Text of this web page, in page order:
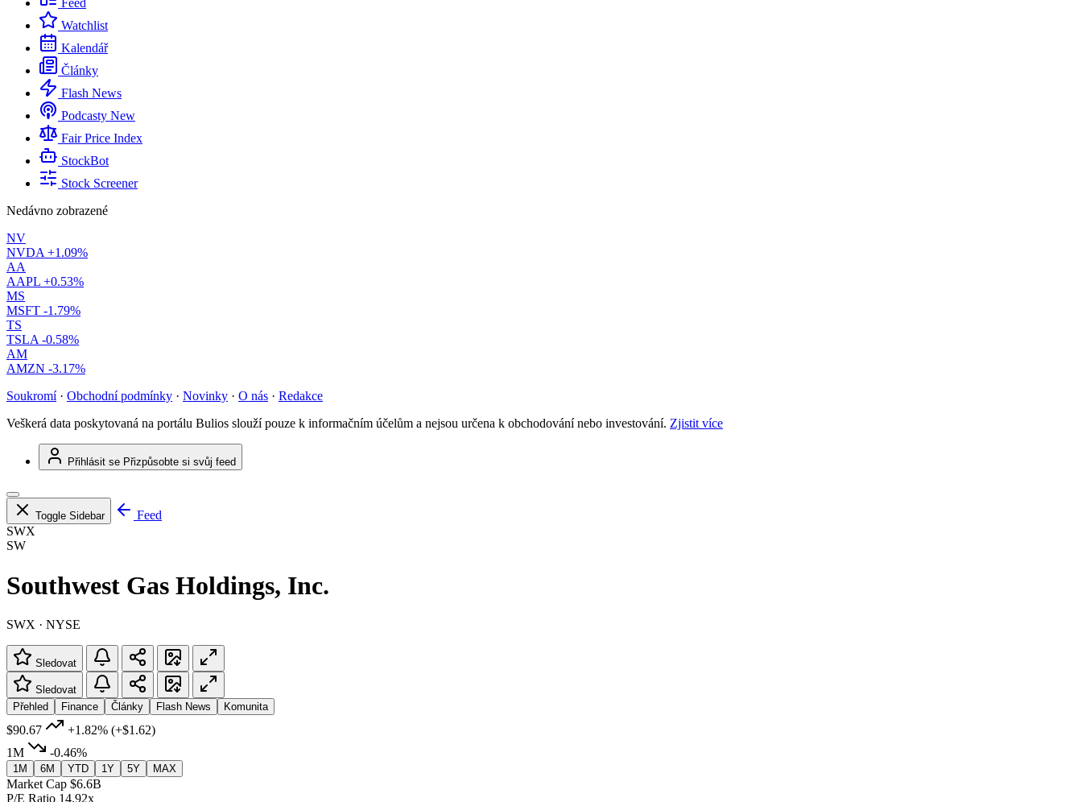
Feed
Watchlist
Kalendář
Články
Flash News
Podcasty New
Fair Price Index
StockBot
Stock Screener
Nedávno zobrazené
NV
NVDA +1.09%
AA
AAPL +0.53%
MS
MSFT -1.79%
TS
TSLA -0.58%
AM
AMZN -3.17%
Soukromí · Obchodní podmínky · Novinky · O nás · Redakce
Veškerá data poskytovaná na portálu Bulios slouží pouze k informačním účelům a nejsou určena k obchodování nebo investování. Zjistit více
Přihlásit se Přizpůsobte si svůj feed
Toggle Sidebar
Feed
SWX
SW
Southwest Gas Holdings, Inc.
SWX · NYSE
Sledovat
Sledovat
Přehled
Finance Články Flash News Komunita
$90.67 +1.82% (+$1.62)
1M
-0.46%
1M 6M YTD 1Y 5Y MAX
Market Cap $6.6B
P/E Ratio 14.92x